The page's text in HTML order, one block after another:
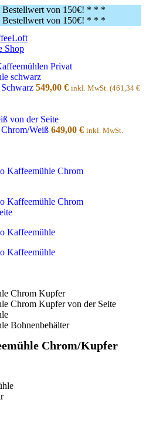
Bestellwert von 150€! * * *
Bestellwert von 150€! * * *
Privat
549,00 € inkl. MwSt. (461,34 €
Weiß 649,00 € inkl. MwSt.
Chrom/Kupfer